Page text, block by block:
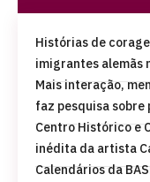
Histórias de
imigrantes alemãs
Mais interação,
faz pesquisa
Centro Histórico e
inédita da artista
Calendários da